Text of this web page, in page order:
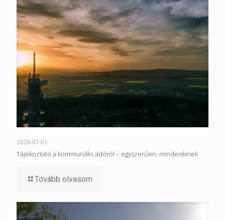
2026-07-01
Tájékoztató a kommunális adóról – egyszerűen, mindenkinek
Tovább olvasom